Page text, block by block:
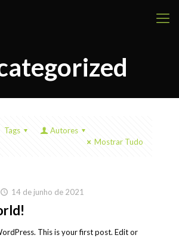
Tags
Autores
Mostrar Tudo
14 de junho de 2021
This is your first post. Edit or